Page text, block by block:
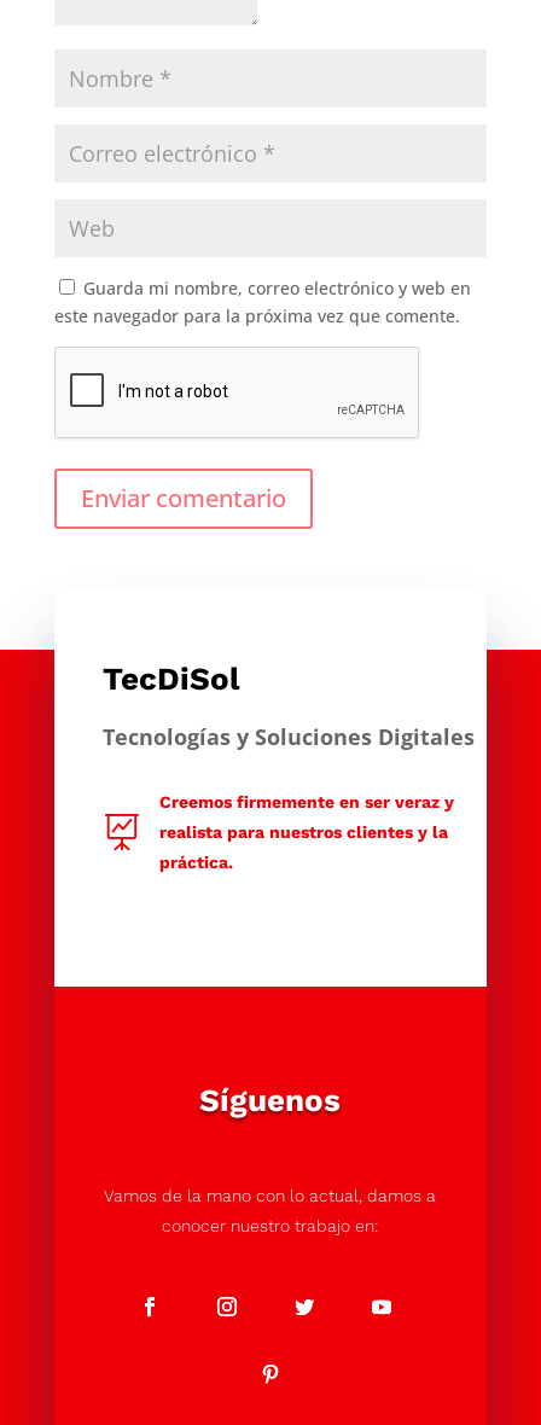
Guarda mi nombre, correo electrónico y web en
este navegador para la próxima vez que comente.
Enviar comentario
TecDiSol
Tecnologías y Soluciones Digitales

Creemos firmemente en ser veraz y
realista para nuestros clientes y la
práctica.
Síguenos
Vamos de la mano con lo actual, damos a
conocer nuestro trabajo en: